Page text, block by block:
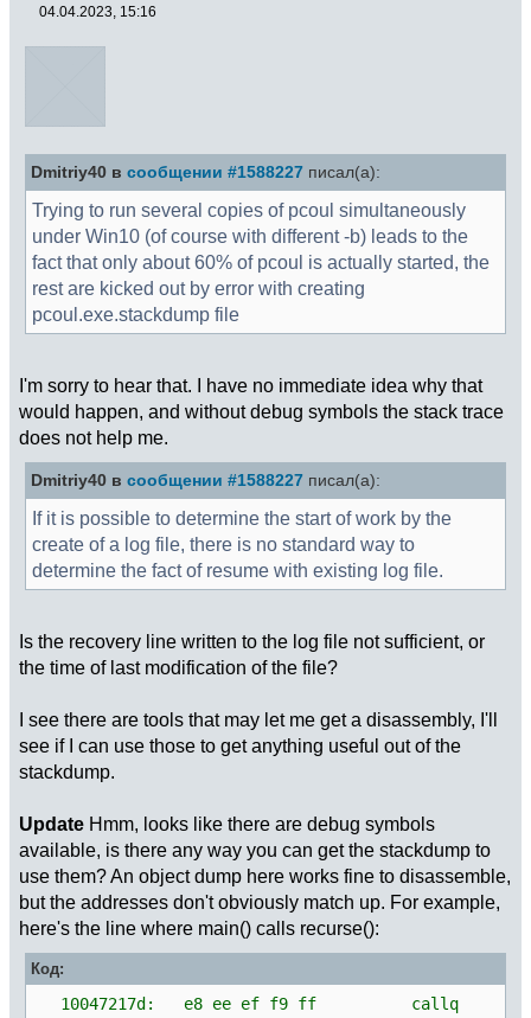
04.04.2023, 15:16
Dmitriy40 в сообщении #1588227 писал(а):
Trying to run several copies of pcoul simultaneously
under Win10 (of course with different -b) leads to the
fact that only about 60% of pcoul is actually started, the
rest are kicked out by error with creating
pcoul.exe.stackdump file
I'm sorry to hear that. I have no immediate idea why that
would happen, and without debug symbols the stack trace
does not help me.
Dmitriy40 в сообщении #1588227 писал(а):
If it is possible to determine the start of work by the
create of a log file, there is no standard way to
determine the fact of resume with existing log file.
Is the recovery line written to the log file not sufficient, or
the time of last modification of the file?
I see there are tools that may let me get a disassembly, I'll
see if I can use those to get anything useful out of the
stackdump.
Update Hmm, looks like there are debug symbols
available, is there any way you can get the stackdump to
use them? An object dump here works fine to disassemble,
but the addresses don't obviously match up. For example,
here's the line where main() calls recurse():
Код:
10047217d: e8 ee ef f9 ff callq